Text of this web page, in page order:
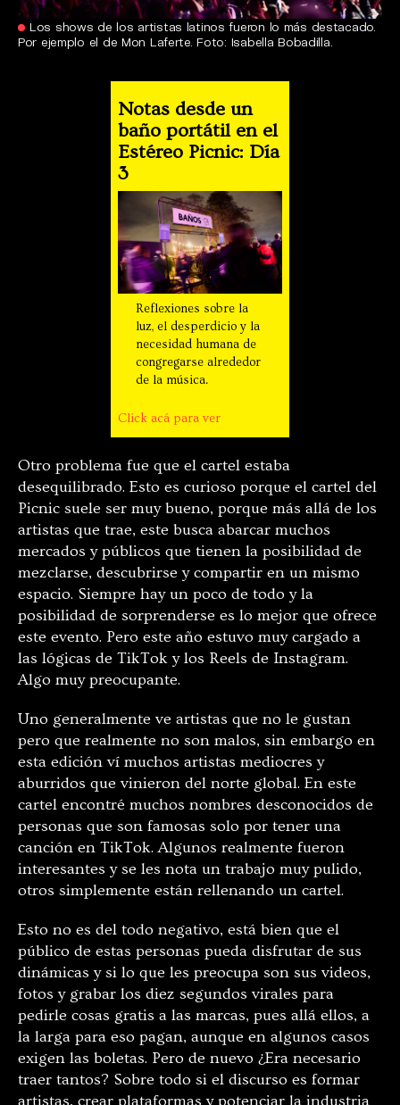
Los shows de los artistas latinos fueron lo más destacado.
Por ejemplo el de Mon Laferte. Foto: Isabella Bobadilla.
Notas desde un
baño portátil en el
Estéreo Picnic: Día
3
Reflexiones sobre la
luz, el desperdicio y la
necesidad humana de
congregarse alrededor
de la música.
Click acá para ver
Otro problema fue que el cartel estaba
desequilibrado. Esto es curioso porque el cartel del
Picnic suele ser muy bueno, porque más allá de los
artistas que trae, este busca abarcar muchos
mercados y públicos que tienen la posibilidad de
mezclarse, descubrirse y compartir en un mismo
espacio. Siempre hay un poco de todo y la
posibilidad de sorprenderse es lo mejor que ofrece
este evento. Pero este año estuvo muy cargado a
las lógicas de TikTok y los Reels de Instagram.
Algo muy preocupante.
Uno generalmente ve artistas que no le gustan
pero que realmente no son malos, sin embargo en
esta edición ví muchos artistas mediocres y
aburridos que vinieron del norte global. En este
cartel encontré muchos nombres desconocidos de
personas que son famosas solo por tener una
canción en TikTok. Algunos realmente fueron
interesantes y se les nota un trabajo muy pulido,
otros simplemente están rellenando un cartel.
Esto no es del todo negativo, está bien que el
público de estas personas pueda disfrutar de sus
dinámicas y si lo que les preocupa son sus videos,
fotos y grabar los diez segundos virales para
pedirle cosas gratis a las marcas, pues allá ellos, a
la larga para eso pagan, aunque en algunos casos
exigen las boletas. Pero de nuevo ¿Era necesario
traer tantos? Sobre todo si el discurso es formar
artistas, crear plataformas y potenciar la industria